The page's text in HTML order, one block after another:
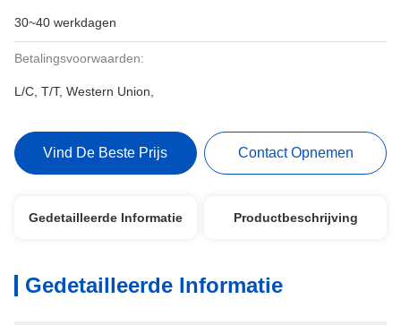
30~40 werkdagen
Betalingsvoorwaarden:
L/C, T/T, Western Union,
Vind De Beste Prijs Contact Opnemen
Gedetailleerde Informatie Productbeschrijving
Gedetailleerde Informatie